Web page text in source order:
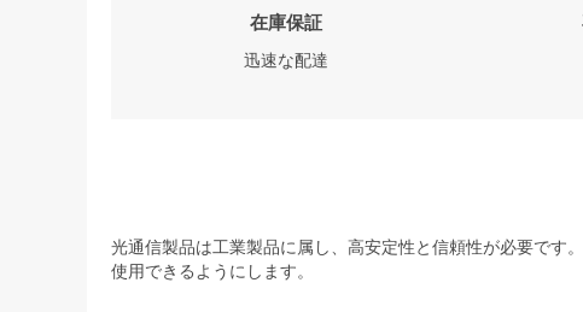
在庫保証
迅速な配達
光通信製品は工業製品に属し、高安定性と信頼性が必要です
使用できるようにします。